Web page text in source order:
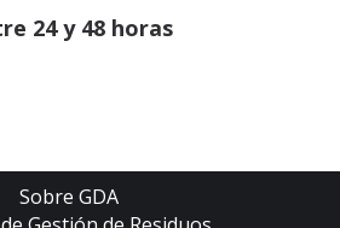
24 y 48 horas
Sobre GDA